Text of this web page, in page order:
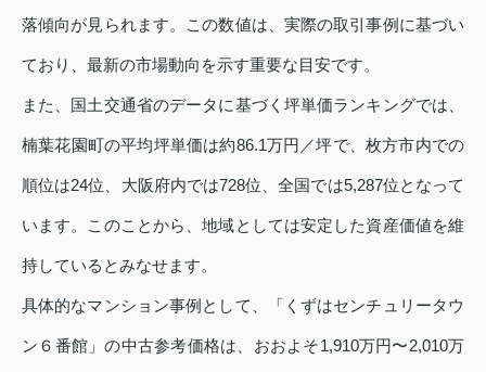
落傾向が見られます。この数値は、実際の取引事例に基づい
ており、最新の市場動向を示す重要な目安です。
また、国土交通省のデータに基づく坪単価ランキングでは、
楠葉花園町の平均坪単価は約86.1万円／坪で、枚方市内での
順位は24位、大阪府内では728位、全国では5,287位となって
います。このことから、地域としては安定した資産価値を維
持しているとみなせます。
具体的なマンション事例として、「くずはセンチュリータウ
ン６番館」の中古参考価格は、おおよそ1,910万円〜2,010万